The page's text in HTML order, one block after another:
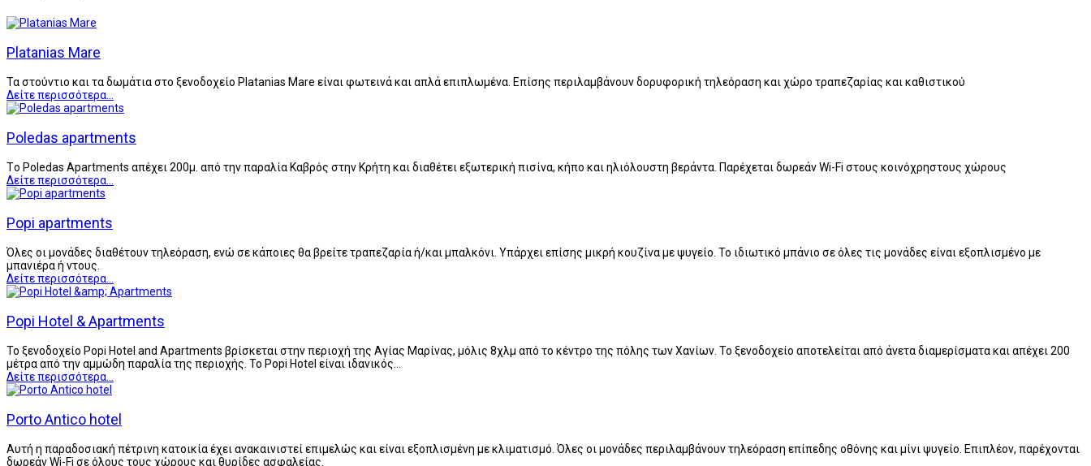
Platanias Mare
Τα στούντιο και τα δωμάτια στο ξενοδοχείο Platanias Mare είναι φωτεινά και απλά επιπλωμένα. Επίσης περιλαμβάνουν δορυφορική τηλεόραση και χώρο τραπεζαρίας και καθιστικού
Δείτε περισσότερα...
Poledas apartments
Tο Poledas Apartments απέχει 200μ. από την παραλία Καβρός στην Κρήτη και διαθέτει εξωτερική πισίνα, κήπο και ηλιόλουστη βεράντα. Παρέχεται δωρεάν Wi-Fi στους κοινόχρηστους χώρους
Δείτε περισσότερα...
Popi apartments
Όλες οι μονάδες διαθέτουν τηλεόραση, ενώ σε κάποιες θα βρείτε τραπεζαρία ή/και μπαλκόνι. Υπάρχει επίσης μικρή κουζίνα με ψυγείο. Το ιδιωτικό μπάνιο σε όλες τις μονάδες είναι εξοπλισμένο με
μπανιέρα ή ντους.
Δείτε περισσότερα...
Popi Hotel & Apartments
Το ξενοδοχείο Popi Hotel and Apartments βρίσκεται στην περιοχή της Αγίας Μαρίνας, μόλις 8χλμ από το κέντρο της πόλης των Χανίων. Το ξενοδοχείο αποτελείται από άνετα διαμερίσματα και απέχει 200
μέτρα από την αμμώδη παραλία της περιοχής. Το Popi Hotel είναι ιδανικός…
Δείτε περισσότερα...
Porto Antico hotel
Αυτή η παραδοσιακή πέτρινη κατοικία έχει ανακαινιστεί επιμελώς και είναι εξοπλισμένη με κλιματισμό. Όλες οι μονάδες περιλαμβάνουν τηλεόραση επίπεδης οθόνης και μίνι ψυγείο. Επιπλέον, παρέχονται
δωρεάν Wi-Fi σε όλους τους χώρους και θυρίδες ασφαλείας.